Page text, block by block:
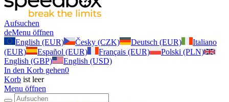
Aufsuchen
deMenu öffnen
English (EUR)
Česky (CZK) Deutsch (EUR)
Italiano
(EUR)
Español (EUR) Français (EUR)
Polski (PLN)
English (GBP)
English (USD)
In den Korb gehen0
Korb ist leer
Menu öffnen